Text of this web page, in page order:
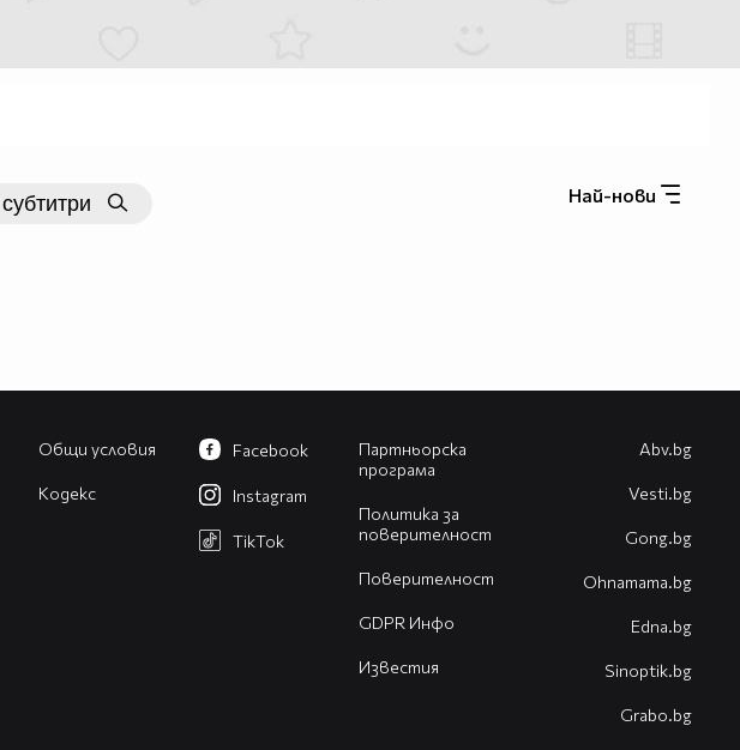
Най-нови
Общи условия
Кодекс
Партньорска
програма
Политика за
поверителност
Поверителност
GDPR Инфо
Известия
Facebook
Instagram
TikTok
Abv.bg
Vesti.bg
Gong.bg
Оhnamama.bg
Edna.bg
Sinoptik.bg
Grabo.bg